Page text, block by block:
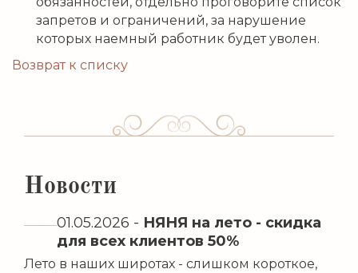
запретов и ограничений, за нарушение
которых наемный работник будет уволен.
Возврат к списку
Новости
01.05.2026 - НЯНЯ на лето - скидка
для всех клиентов 50%
Лето в наших широтах - слишком короткое,